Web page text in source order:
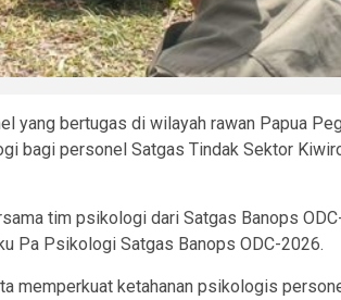
bertugas di wilayah rawan Papua
bagi personel Satgas Tindak Sektor
tim psikologi dari Satgas Banops
Pa Psikologi Satgas Banops ODC-2026.
memperkuat ketahanan psikologis